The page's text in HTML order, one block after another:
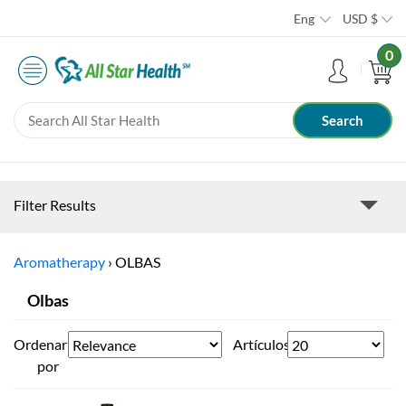
Eng USD $
0
Filter Results
Aromatherapy › OLBAS
Olbas
Ordenar
por
Artículos